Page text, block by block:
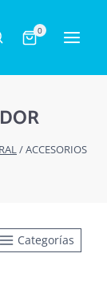
0
/ACCESORIOS
Categorías